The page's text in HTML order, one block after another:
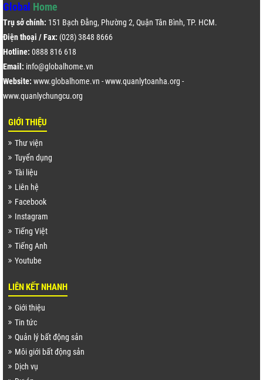
Global Home
Trụ sở chính: 151 Bạch Đằng, Phường 2, Quận Tân Bình, TP. HCM.
Điện thoại / Fax: (028) 3848 8666
Hotline: 0888 816 618
Email: info@globalhome.vn
Website: www.globalhome.vn -www.quanlytoanha.org -
www.quanlychungcu.org
GIỚI THIỆU
Thư viện
Tuyển dụng
Tài liệu
Liên hệ
Facebook
Instagram
Tiếng Việt
Tiếng Anh
Youtube
LIÊN KẾT NHANH
Giới thiệu
Tin tức
Quản lý bất động sản
Môi giới bất động sản
Dịch vụ